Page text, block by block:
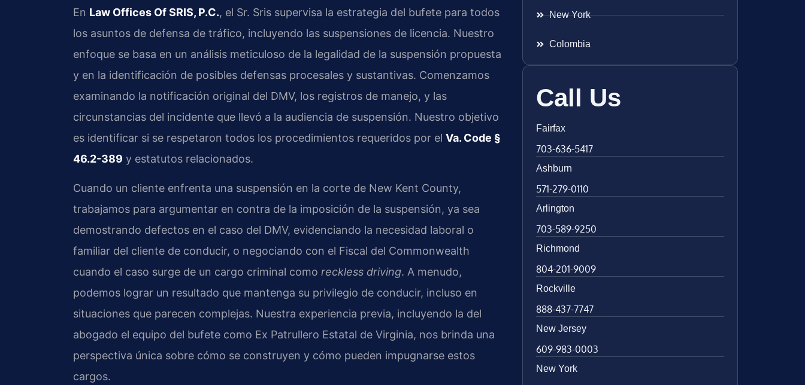
En Law Offices Of SRIS, P.C., el Sr. Sris supervisa la estrategia del bufete para todos
los asuntos de defensa de tráfico, incluyendo las suspensiones de licencia. Nuestro
enfoque se basa en un análisis meticuloso de la legalidad de la suspensión propuesta
y en la identificación de posibles defensas procesales y sustantivas. Comenzamos
examinando la notificación original del DMV, los registros de manejo, y las
circunstancias del incidente que llevó a la audiencia de suspensión. Nuestro objetivo
es identificar si se respetaron todos los procedimientos requeridos por el Va. Code §
46.2-389 y estatutos relacionados.
Cuando un cliente enfrenta una suspensión en la corte de New Kent County,
trabajamos para argumentar en contra de la imposición de la suspensión, ya sea
demostrando defectos en el caso del DMV, evidenciando la necesidad laboral o
familiar del cliente de conducir, o negociando con el Fiscal del Commonwealth
cuando el caso surge de un cargo criminal como reckless driving. A menudo,
podemos lograr un resultado que mantenga su privilegio de conducir, incluso en
situaciones que parecen complejas. Nuestra experiencia previa, incluyendo la del
abogado el equipo del bufete como Ex Patrullero Estatal de Virginia, nos brinda una
perspectiva única sobre cómo se construyen y cómo pueden impugnarse estos
cargos.
New York
Colombia
Call Us
Fairfax
703-636-5417
Ashburn
571-279-0110
Arlington
703-589-9250
Richmond
804-201-9009
Rockville
888-437-7747
New Jersey
609-983-0003
New York